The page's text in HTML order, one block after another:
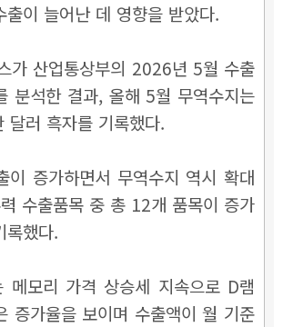
출이 늘어난 데 영향을 받았다.
가 산업통상부의 2026년 5월 수출
분석한 결과, 올해 5월 무역수지는
러 흑자를 기록했다.
이 증가하면서 무역수지 역시 확대
수출품목 중 총 12개 품목이 증가
록했다.
메모리 가격 상승세 지속으로 D램
증가율을 보이며 수출액이 월 기준